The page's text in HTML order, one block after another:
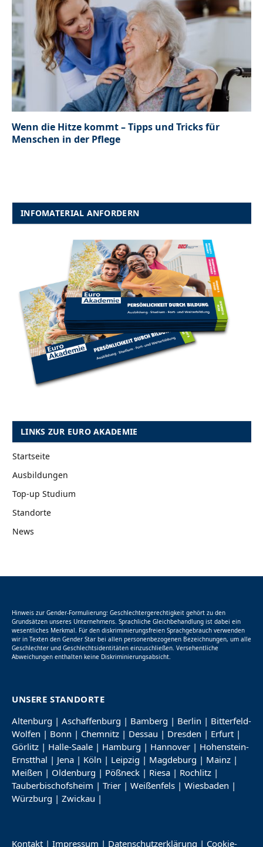
Wenn die Hitze kommt – Tipps und Tricks für
Menschen in der Pflege
INFOMATERIAL ANFORDERN
LINKS ZUR EURO AKADEMIE
Startseite
Ausbildungen
Top-up Studium
Standorte
News
Hinweis zur Gender-Formulierung: Geschlechtergerechtigkeit gehört zu den
Grundsätzen unseres Unternehmens. Sprachliche Gleichbehandlung ist dabei ein
wesentliches Merkmal. Für den diskriminierungsfreien Sprachgebrauch verwenden
wir in Texten den Gender Star bei allen personenbezogenen Bezeichnungen, um alle
Geschlechter und Geschlechtsidentitäten einzuschließen. Versehentliche
Abweichungen enthalten keine Diskriminierungsabsicht.
UNSERE STANDORTE
Altenburg | Aschaffenburg | Bamberg | Berlin | Bitterfeld-
Wolfen | Bonn | Chemnitz | Dessau | Dresden | Erfurt |
Görlitz | Halle-Saale | Hamburg | Hannover | Hohenstein-
Ernstthal | Jena | Köln | Leipzig | Magdeburg | Mainz |
Meißen | Oldenburg | Pößneck | Riesa | Rochlitz |
Tauberbischofsheim | Trier | Weißenfels | Wiesbaden |
Würzburg | Zwickau |
Kontakt | Impressum | Datenschutzerklärung | Cookie-